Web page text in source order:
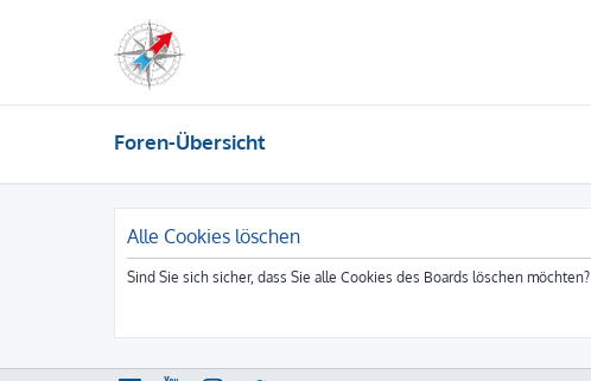
Foren-Übersicht
Alle Cookies löschen
Sind Sie sich sicher, dass Sie alle Cookies des Boards löschen möchten?